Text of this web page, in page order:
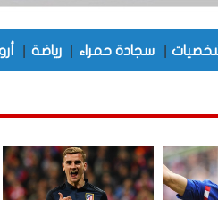
سجادة حمراء رياضة